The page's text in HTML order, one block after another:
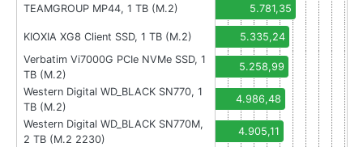
TEAMGROUP MP44, 1 TB (M.2) 5.781,35
KIOXIA XG8 Client SSD, 1 TB (M.2)
5.335,24
Verbatim Vi7000G PCIe NVMe SSD, 1
TB (M.2)
5.258,99
Western Digital WD_BLACK SN770, 1
TB (M.2)
4.986,48
Western Digital WD_BLACK SN770M,
2 TB (M.2 2230)
4.905,11